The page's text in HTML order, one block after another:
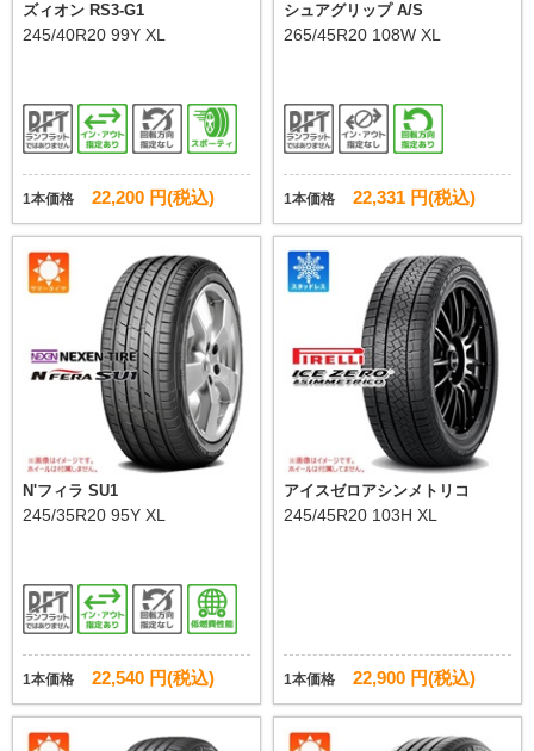
ズィオン RS3-G1
245/40R20 99Y XL
1本価格 22,200 円(税込)
シュアグリップ A/S
265/45R20 108W XL
1本価格 22,331 円(税込)
N'フィラ SU1
245/35R20 95Y XL
1本価格 22,540 円(税込)
アイスゼロアシンメトリコ
245/45R20 103H XL
1本価格 22,900 円(税込)